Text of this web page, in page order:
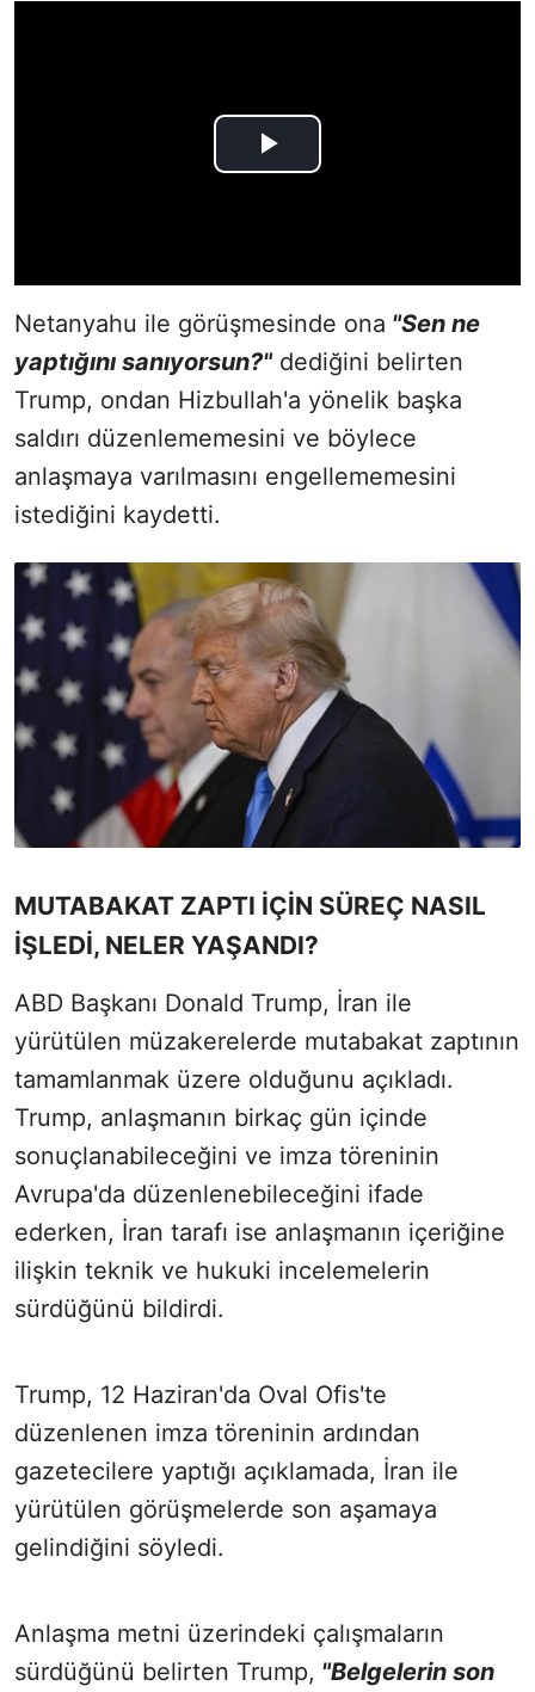
Netanyahu ile görüşmesinde ona "Sen ne
yaptığını sanıyorsun?"dediğini belirten
Trump, ondan Hizbullah'a yönelik başka
saldırı düzenlememesini ve böylece
anlaşmaya varılmasını engellememesini
istediğini kaydetti.
MUTABAKAT ZAPTI İÇİN SÜREÇ NASIL
İŞLEDİ, NELER YAŞANDI?
ABD Başkanı Donald Trump, İran ile
yürütülen müzakerelerde mutabakat zaptının
tamamlanmak üzere olduğunu açıkladı.
Trump, anlaşmanın birkaç gün içinde
sonuçlanabileceğini ve imza töreninin
Avrupa'da düzenlenebileceğini ifade
ederken, İran tarafı ise anlaşmanın içeriğine
ilişkin teknik ve hukuki incelemelerin
sürdüğünü bildirdi.
Trump, 12 Haziran'da Oval Ofis'te
düzenlenen imza töreninin ardından
gazetecilere yaptığı açıklamada, İran ile
yürütülen görüşmelerde son aşamaya
gelindiğini söyledi.
Anlaşma metni üzerindeki çalışmaların
sürdüğünü belirten Trump, "Belgelerin son